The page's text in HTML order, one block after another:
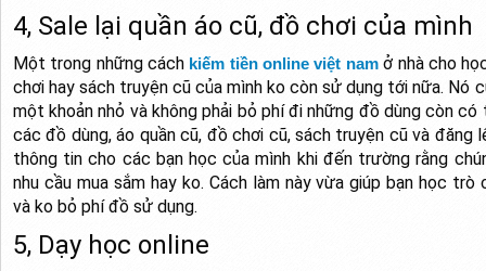
4, Sale lại quần áo cũ, đồ chơi của mình
Một trong những cách kiếm tiền online việt namở nhà cho
chơi hay sách truyện cũ của mình ko còn sử dụng tới nữa. Nó
một khoản nhỏ và không phải bỏ phí đi những đồ dùng còn
các đồ dùng, áo quần cũ, đồ chơi cũ, sách truyện cũ và đăng
thông tin cho các bạn học của mình khi đến trường rằng
nhu cầu mua sắm hay ko. Cách làm này vừa giúp bạn học
và ko bỏ phí đồ sử dụng.
5, Dạy học online